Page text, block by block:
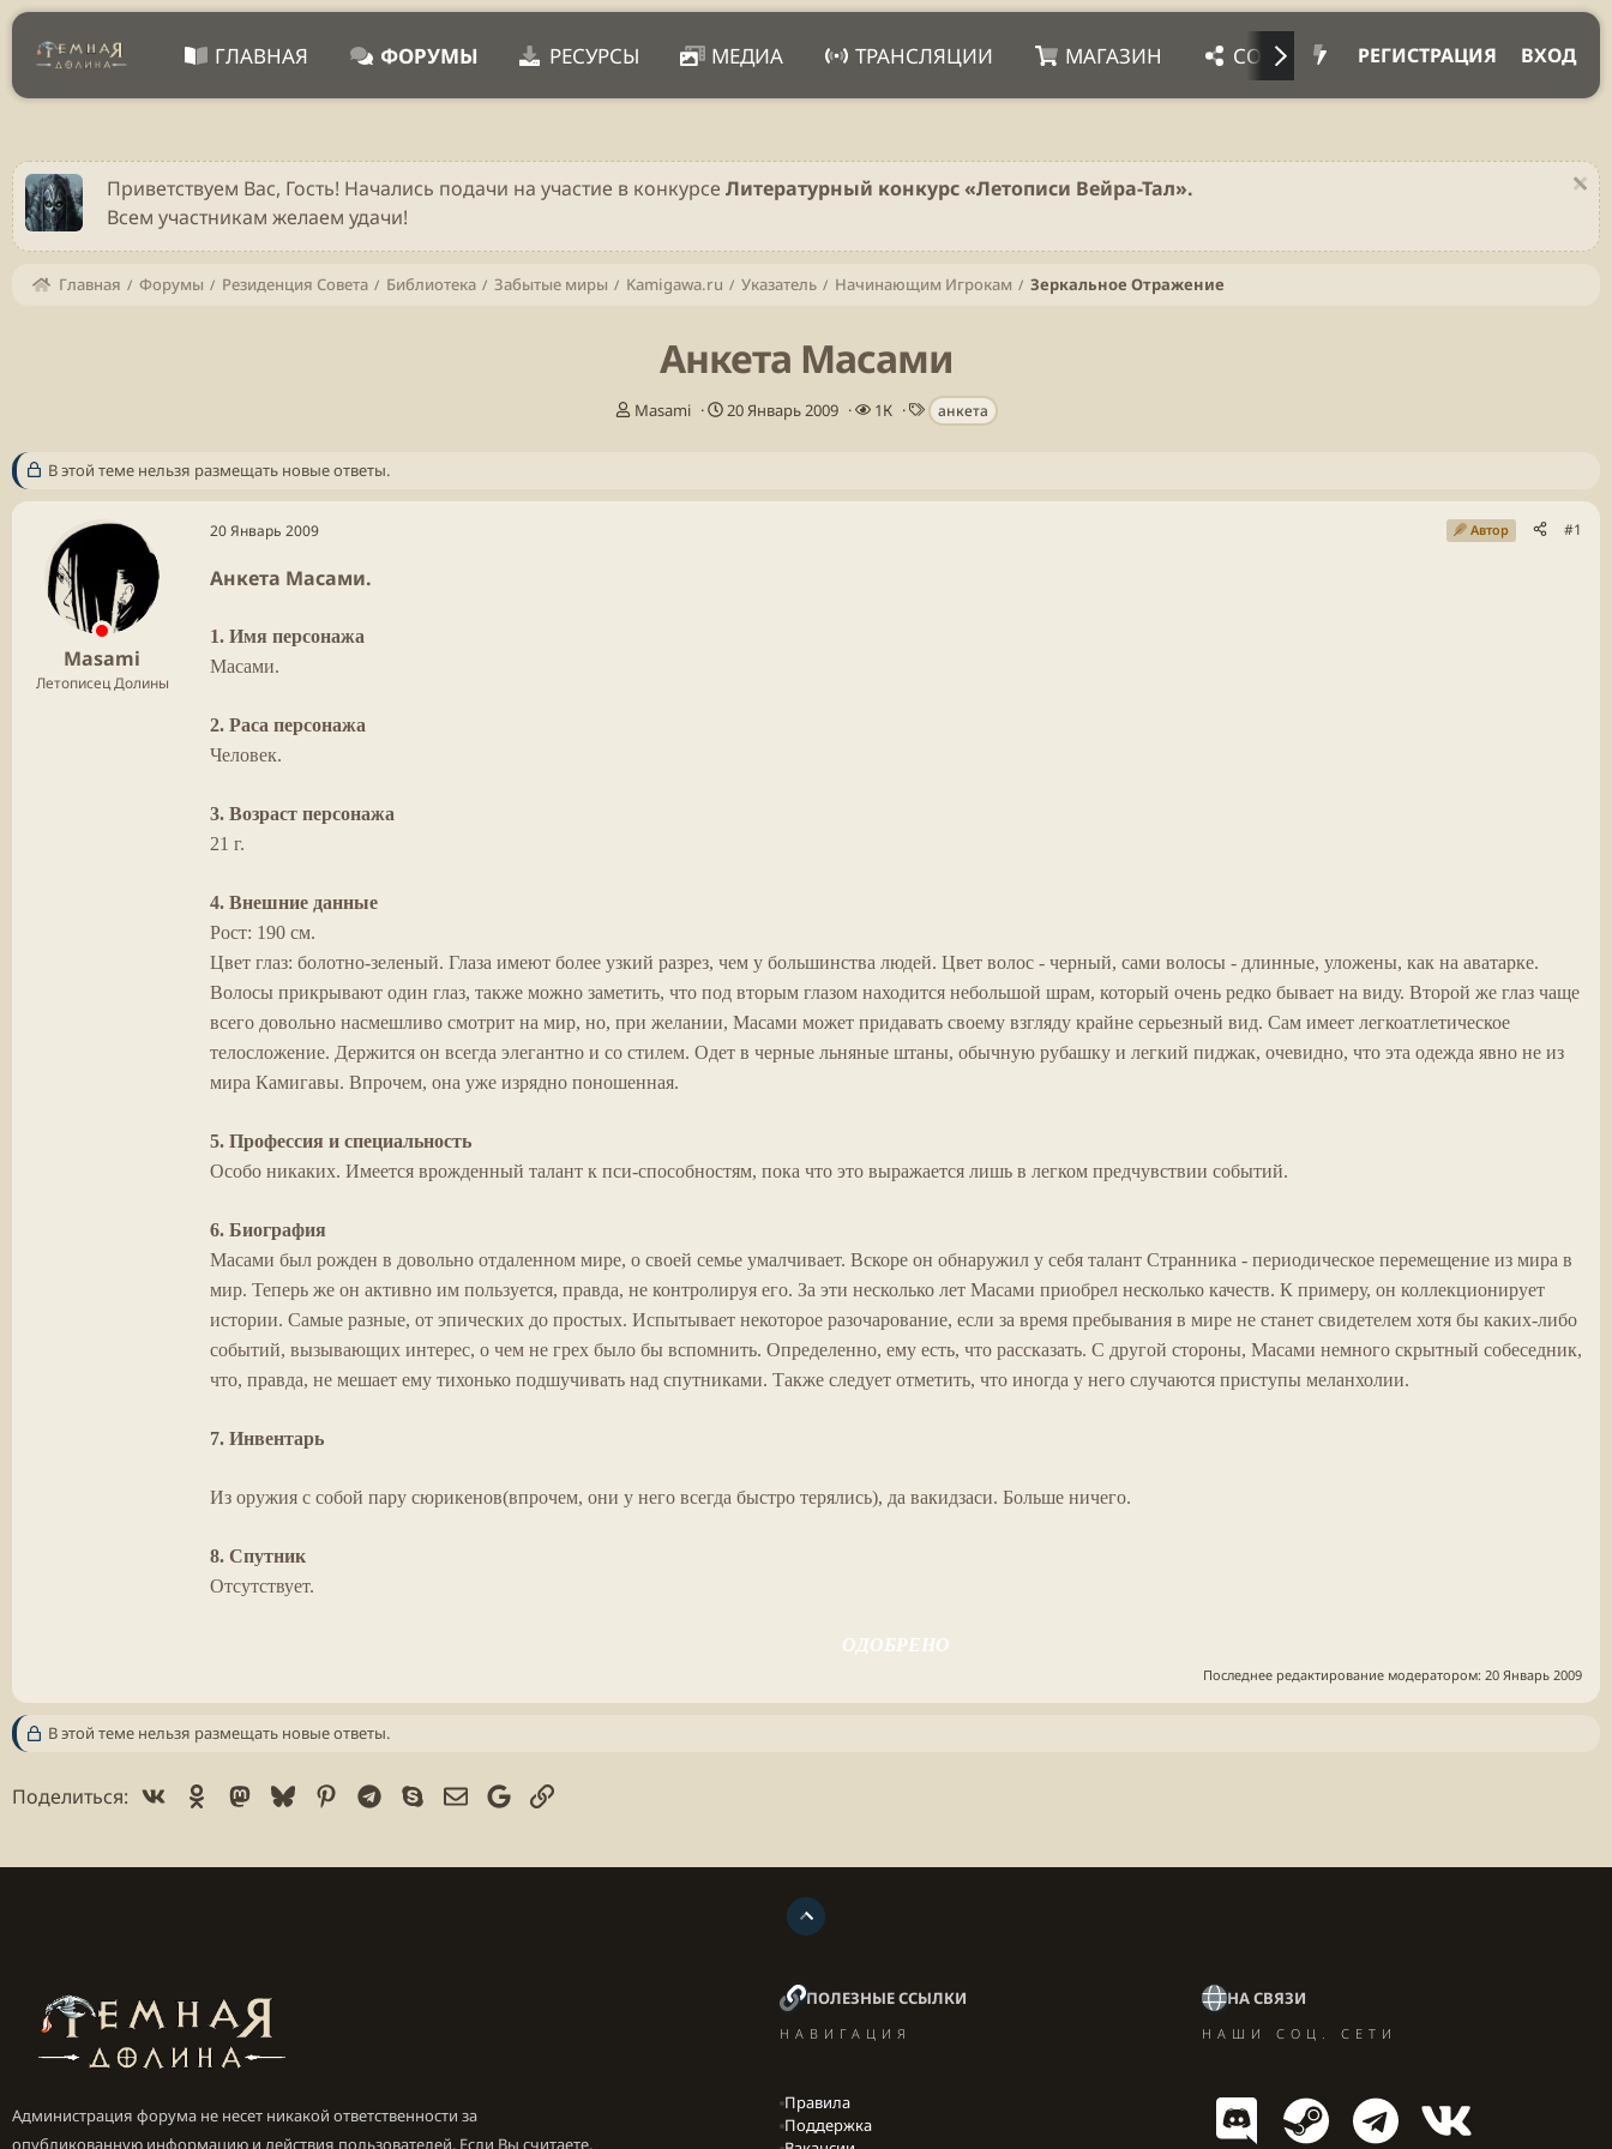
ГЛАВНАЯ ФОРУМЫ РЕСУРСЫ МЕДИА ТРАНСЛЯЦИИ МАГАЗИН СОЦ. СЕТИ ПРОЧЕЕ ВХОД
РЕГИСТРАЦИЯ
Приветствуем Вас, Гость! Начались подачи на участие в конкурсе Литературный конкурс «Летописи Вейра-Тал».
Всем участникам желаем удачи!
Главная Форумы Резиденция Совета Библиотека Забытые миры Kamigawa.ru Указатель Начинающим Игрокам Зеркальное Отражение
Анкета Масами
АMasami
Д
20 Январь 2009
П
1К
Т
е
анкета
В этой теме нельзя размещать новые ответы.
Masami
Летописец Долины
20 Январь 2009 Автор #1
Анкета Масами.
1. Имя персонажа
Масами.
2. Раса персонажа
Человек.
3. Возраст персонажа
21 г.
4. Внешние данные
Рост: 190 см.
Цвет глаз: болотно-зеленый. Глаза имеют более узкий разрез, чем у большинства людей. Цвет волос - черный, сами волосы - длинные, уложены, как на аватарке.
Волосы прикрывают один глаз, также можно заметить, что под вторым глазом находится небольшой шрам, который очень редко бывает на виду. Второй же глаз чаще
всего довольно насмешливо смотрит на мир, но, при желании, Масами может придавать своему взгляду крайне серьезный вид. Сам имеет легкоатлетическое
телосложение. Держится он всегда элегантно и со стилем. Одет в черные льняные штаны, обычную рубашку и легкий пиджак, очевидно, что эта одежда явно не из
мира Камигавы. Впрочем, она уже изрядно поношенная.
5. Профессия и специальность
Особо никаких. Имеется врожденный талант к пси-способностям, пока что это выражается лишь в легком предчувствии событий.
6. Биография
Масами был рожден в довольно отдаленном мире, о своей семье умалчивает. Вскоре он обнаружил у себя талант Странника - периодическое перемещение из мира в
мир. Теперь же он активно им пользуется, правда, не контролируя его. За эти несколько лет Масами приобрел несколько качеств. К примеру, он коллекционирует
истории. Самые разные, от эпических до простых. Испытывает некоторое разочарование, если за время пребывания в мире не станет свидетелем хотя бы каких-либо
событий, вызывающих интерес, о чем не грех было бы вспомнить. Определенно, ему есть, что рассказать. С другой стороны, Масами немного скрытный собеседник,
что, правда, не мешает ему тихонько подшучивать над спутниками. Также следует отметить, что иногда у него случаются приступы меланхолии.
7. Инвентарь
Из оружия с собой пару сюрикенов(впрочем, они у него всегда быстро терялись), да вакидзаси. Больше ничего.
8. Спутник
Отсутствует.
ОДОБРЕНО
Последнее редактирование модератором: 20 Январь 2009
В этой теме нельзя размещать новые ответы.
Поделиться: Vk Ok Mastodon
BlueskyPinterest
Telegram
SkypeЭлектронная почта
GoogleСсылка
Администрация форума не несет никакой ответственности за
опубликованную информацию и действия пользователей. Если Вы считаете,
ПОЛЕЗНЫЕ ССЫЛКИ
НАВИГАЦИЯ
Правила
Поддержка
НА СВЯЗИ
НАШИ СОЦ. СЕТИ